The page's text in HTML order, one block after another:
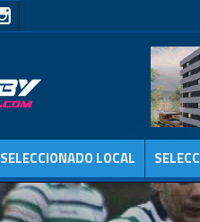
SELECCIONADO LOCAL